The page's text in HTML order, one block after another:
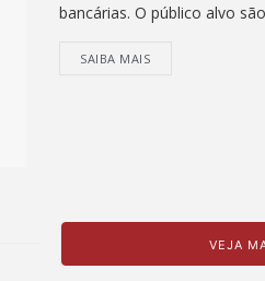
bancárias. O público alvo
SAIBA MAIS
VEJA